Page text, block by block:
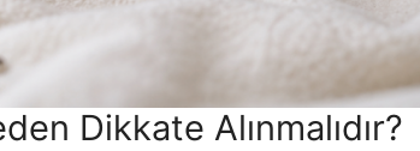
Dikkate Alınmalıdır?